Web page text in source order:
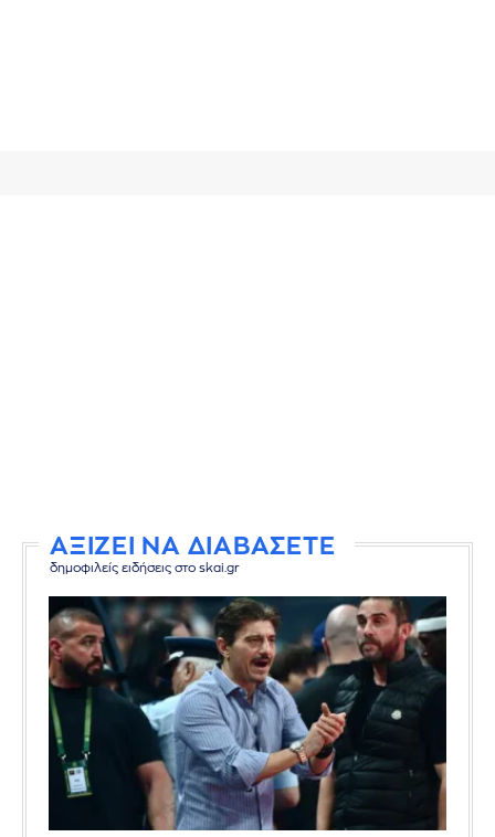
ΑΞΙΖΕΙ ΝΑ ΔΙΑΒΑΣΕΤΕ
δημοφιλείς ειδήσεις στο skai.gr